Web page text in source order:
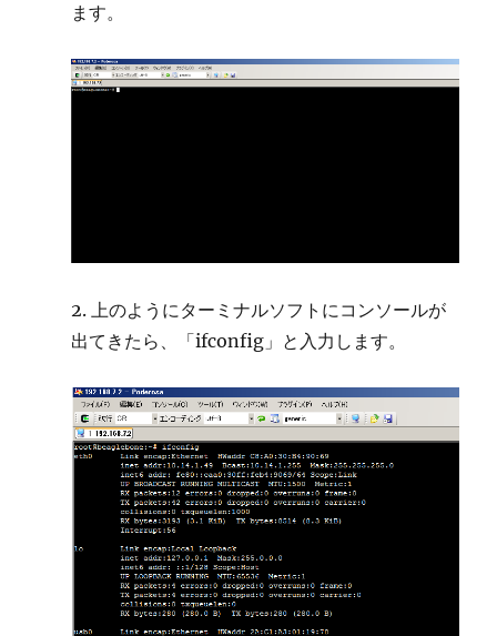
ます。
2. 上のようにターミナルソフトにコンソールが
出てきたら、「ifconfig」と入力します。